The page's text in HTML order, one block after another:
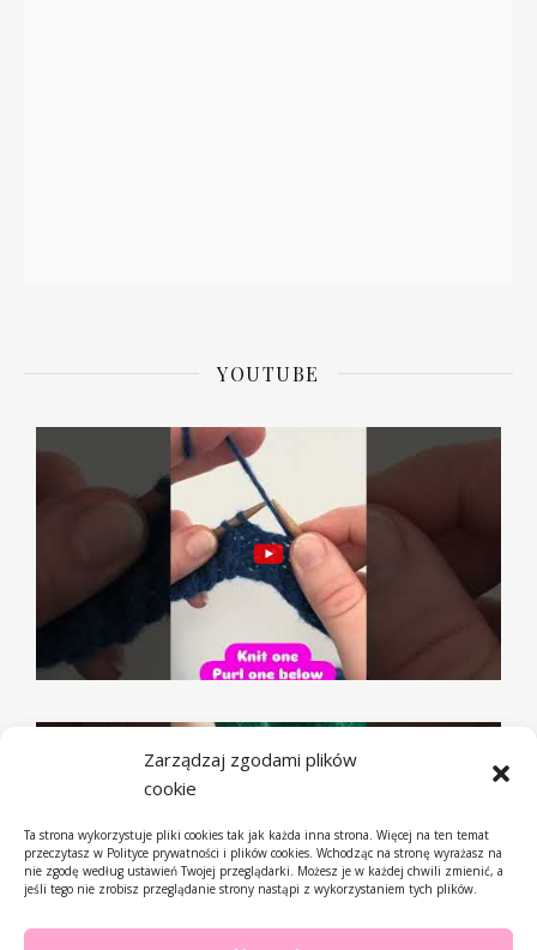
Zarządzaj zgodami plików
cookie
Ta strona wykorzystuje pliki cookies tak jak każda inna strona. Więcej na ten temat
przeczytasz w Polityce prywatności i plików cookies. Wchodząc na stronę wyrażasz na
nie zgodę według ustawień Twojej przeglądarki. Możesz je w każdej chwili zmienić, a
jeśli tego nie zrobisz przeglądanie strony nastąpi z wykorzystaniem tych plików.
YOUTUBE